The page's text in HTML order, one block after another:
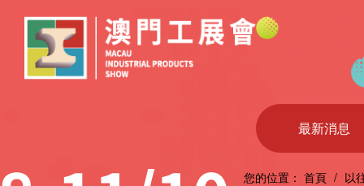
最新消息
您的位置： 首頁 / 以